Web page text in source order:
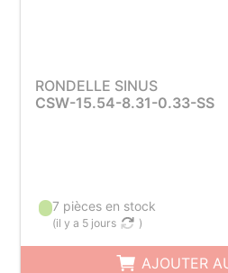
RONDELLE SINUS
CSW-15.54-8.31-0.33-SS
7 pièces en stock
(il y a 5 jours )
AJOUTER